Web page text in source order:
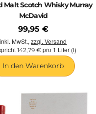
Malt Scotch Whisky Murray
McDavid
99,95 €
inkl. MwSt.,zzgl. Versand
142,79 € pro 1 Liter (l)
In den Warenkorb